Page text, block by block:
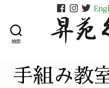
検索
手組み教